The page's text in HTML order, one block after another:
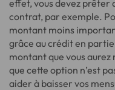
effet, vous devez prêter
contrat, par exemple.
montant moins
grâce au crédit en
montant que vous aurez
que cette option n’est
aider à baisser vos